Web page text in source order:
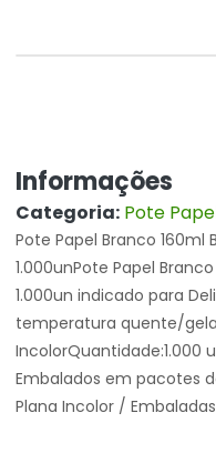
Informações
Categoria: Pote
Pote Papel Branco
1.000unPote Papel
1.000un indicado para
temperatura quente/
IncolorQuantidade:1.000
Embalados em pacotes
Plana Incolor /